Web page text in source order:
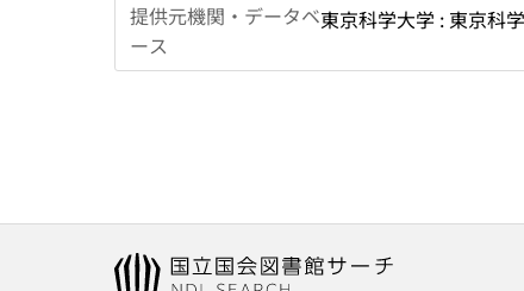
提供元機関・データベ
ース
東京科学大学 : 東京科